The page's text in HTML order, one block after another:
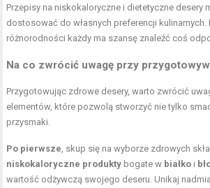
Przepisy na niskokaloryczne i dietetyczne desery
dostosować do własnych preferencji kulinarnych.
różnorodności każdy ma szansę znaleźć coś
Na co zwrócić uwagę przy
Przygotowując zdrowe desery, warto zwrócić
elementów, które pozwolą stworzyć nie tylko
przysmaki.
Po pierwsze , skup się na wyborze zdrowych
niskokaloryczne produkty bogate w białko i
wartość odżywczą swojego deseru. Unikaj